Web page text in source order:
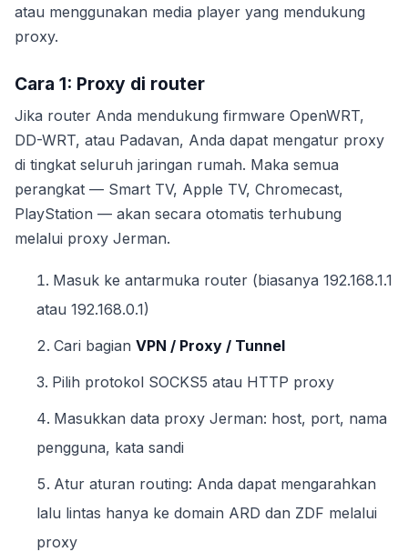
atau menggunakan media player yang mendukung
proxy.
Cara 1: Proxy di router
Jika router Anda mendukung firmware OpenWRT,
DD-WRT, atau Padavan, Anda dapat mengatur proxy
di tingkat seluruh jaringan rumah. Maka semua
perangkat — Smart TV, Apple TV, Chromecast,
PlayStation — akan secara otomatis terhubung
melalui proxy Jerman.
Masuk ke antarmuka router (biasanya 192.168.1.1
atau 192.168.0.1)
Cari bagian VPN / Proxy / Tunnel
Pilih protokol SOCKS5 atau HTTP proxy
Masukkan data proxy Jerman: host, port, nama
pengguna, kata sandi
Atur aturan routing: Anda dapat mengarahkan
lalu lintas hanya ke domain ARD dan ZDF melalui
proxy